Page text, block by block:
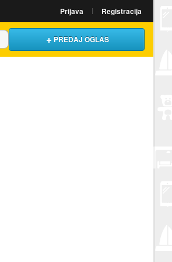
Prijava Registracija
PREDAJ OGLAS